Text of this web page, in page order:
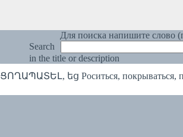
Для поиска напишите слово
Search
in the title or description
ՑՈՂԱՊԱՏԵԼ, եց Роситься, покрываться,